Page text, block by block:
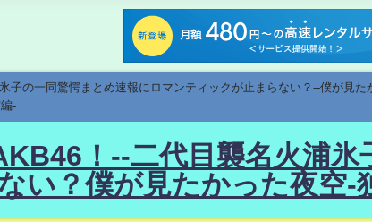
子の一同驚愕まとめ速報にロマンティックが止まらない？--僕が見
-
！--二代目襲名火浦
い？僕が見たかった夜空-